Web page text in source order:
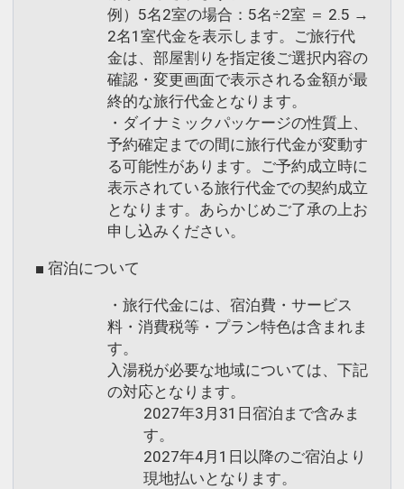
例）5名2室の場合：5名÷2室 ＝ 2.5 →
2名1室代金を表示します。ご旅行代
金は、部屋割りを指定後ご選択内容の
確認・変更画面で表示される金額が最
終的な旅行代金となります。
・ダイナミックパッケージの性質上、
予約確定までの間に旅行代金が変動す
る可能性があります。ご予約成立時に
表示されている旅行代金での契約成立
となります。あらかじめご了承の上お
申し込みください。
■ 宿泊について
・旅行代金には、宿泊費・サービス
料・消費税等・プラン特色は含まれま
す。
入湯税が必要な地域については、下記
の対応となります。
2027年3月31日宿泊まで含みま
す。
2027年4月1日以降のご宿泊より
現地払いとなります。